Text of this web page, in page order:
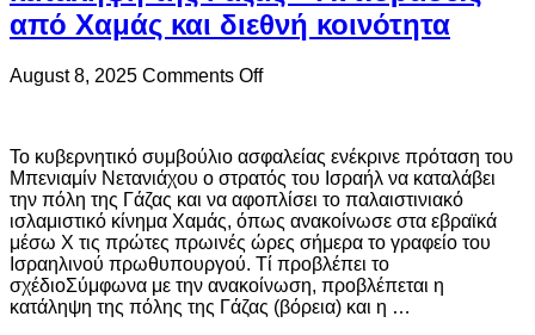
από Χαμάς και διεθνή κοινότητα
August 8, 2025 Comments Offon
για
την
κατάληψη
της
Γάζας
–
Αντιδράσεις
από
Το κυβερνητικό συμβούλιο ασφαλείας ενέκρινε πρόταση του
Μπενιαμίν Νετανιάχου ο στρατός του Ισραήλ να καταλάβει
την πόλη της Γάζας και να αφοπλίσει το παλαιστινιακό
ισλαμιστικό κίνημα Χαμάς, όπως ανακοίνωσε στα εβραϊκά
μέσω X τις πρώτες πρωινές ώρες σήμερα το γραφείο του
Ισραηλινού πρωθυπουργού. Τί προβλέπει το
σχέδιοΣύμφωνα με την ανακοίνωση, προβλέπεται η
κατάληψη της πόλης της Γάζας (βόρεια) και η …